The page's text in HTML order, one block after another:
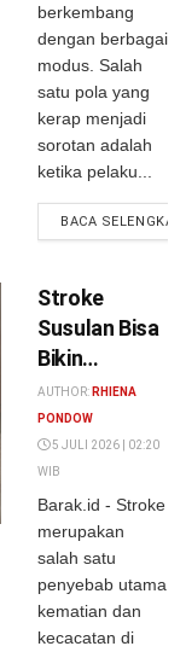
berkembang
dengan berbagai
modus. Salah
satu pola yang
kerap menjadi
sorotan adalah
ketika pelaku...
BACA
Stroke
Susulan Bisa
Bikin
Penderitanya
Langsung
Mati?
AUTHOR: RHIENA
PONDOW
5 JULI 2026 | 02:20
WIB
Barak.id - Stroke
merupakan
salah satu
penyebab utama
kematian dan
kecacatan di